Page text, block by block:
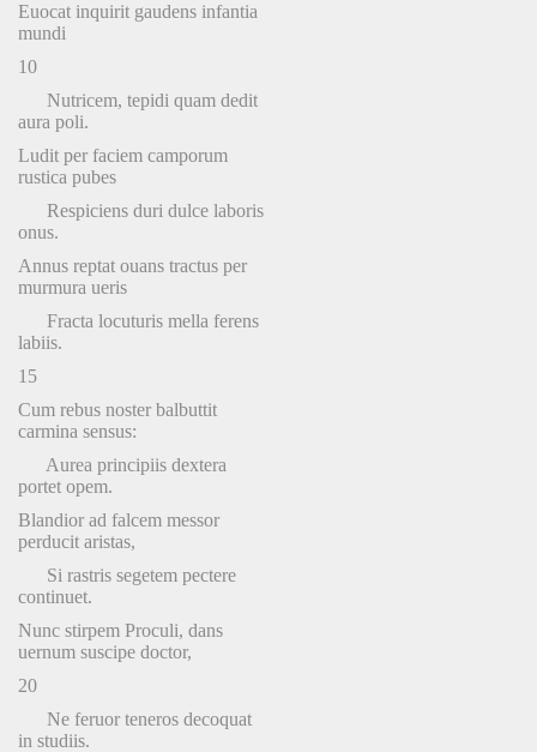
Euocat inquirit gaudens infantia
mundi
10
Nutricem, tepidi quam dedit
aura poli.
Ludit per faciem camporum
rustica pubes
Respiciens duri dulce laboris
onus.
Annus reptat ouans tractus per
murmura ueris
Fracta locuturis mella ferens
labiis.
15
Cum rebus noster balbuttit
carmina sensus:
Aurea principiis dextera
portet opem.
Blandior ad falcem messor
perducit aristas,
Si rastris segetem pectere
continuet.
Nunc stirpem Proculi, dans
uernum suscipe doctor,
20
Ne feruor teneros decoquat
in studiis.